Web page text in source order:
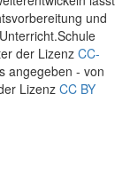
und
der Lizenz CC-
angegeben - von
Lizenz CC BY